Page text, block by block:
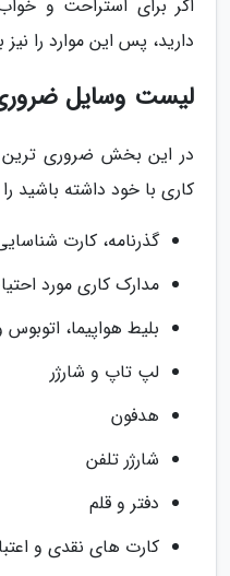
اگر برای استراحت و
دارید، پس این موارد را
لیست وسایل
در این بخش ضروری ترین
کاری با خود داشته باشید را
گذرنامه، کارت
مدارک کاری مورد
بلیط هواپیما، اتوبوس
لپ تاپ و شارژر
هدفون
شارژر تلفن
دفتر و قلم
کارت های نقدی و